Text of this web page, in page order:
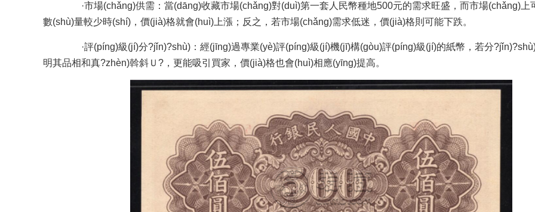
·市場(chǎng)供需：當(dāng)收藏市場(chǎng)對(duì)第一套人民幣種地500元的需求旺盛，而市場(chǎng)上
數(shù)量較少時(shí)，價(jià)格就會(huì)上漲；反之，若市場(chǎng)需求低迷，價(jià)格則可能下跌。
·評(píng)級(jí)分?jǐn)?shù)：經(jīng)過專業(yè)評(píng)級(jí)機(jī)構(gòu)評(píng)級(jí)的紙幣，若分?jǐn)?shù)較
明其品相和真?zhèn)斡斜Ｕ?，更能吸引買家，價(jià)格也會(huì)相應(yīng)提高。